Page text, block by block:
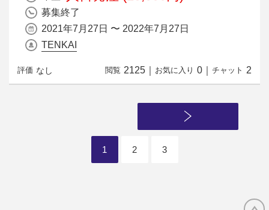
募集終了
2021年7月27日 〜 2022年7月27日
TENKAI
評価 なし 閲覧 2125 お気に入り 0 チャット 2
1 2 3